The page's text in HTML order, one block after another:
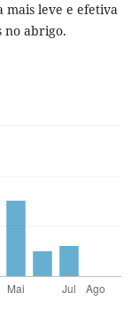
mais leve e efetiva
no abrigo.